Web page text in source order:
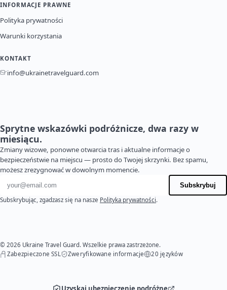
INFORMACJE PRAWNE
Polityka prywatności
Warunki korzystania
KONTAKT
info@ukrainetravelguard.com
Sprytne wskazówki podróżnicze, dwa razy w
miesiącu.
Zmiany wizowe, ponowne otwarcia tras i aktualne informacje o
bezpieczeństwie na miejscu — prosto do Twojej skrzynki. Bez spamu,
możesz zrezygnować w dowolnym momencie.
Adres e-mail
Subskrybuj
Subskrybując, zgadzasz się na nasze Polityka prywatności.
© 2026 Ukraine Travel Guard. Wszelkie prawa zastrzeżone.
Zabezpieczone SSL
Zweryfikowane informacje 20 języków